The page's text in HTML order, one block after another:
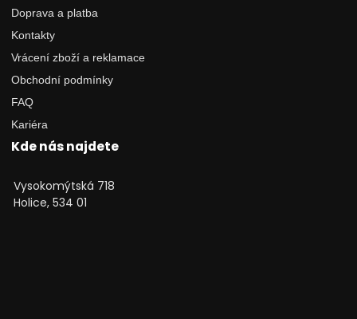
Doprava a platba
Kontakty
Vrácení zboží a reklamace
Obchodní podmínky
FAQ
Kariéra
Kde nás najdete
Vysokomýtská 718
Holice, 534 01